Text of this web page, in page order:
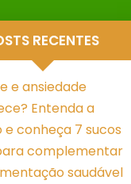
RECENTES
e ansiedade
Entenda a
e conheça 7 sucos
complementar
saudável